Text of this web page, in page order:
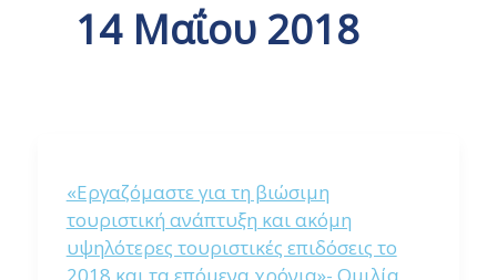
14 Μαΐου 2018
«Εργαζόμαστε για τη βιώσιμη
τουριστική ανάπτυξη και ακόμη
υψηλότερες τουριστικές επιδόσεις το